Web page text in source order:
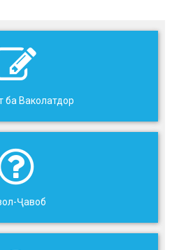
ба Ваколатдор
Ҷавоб